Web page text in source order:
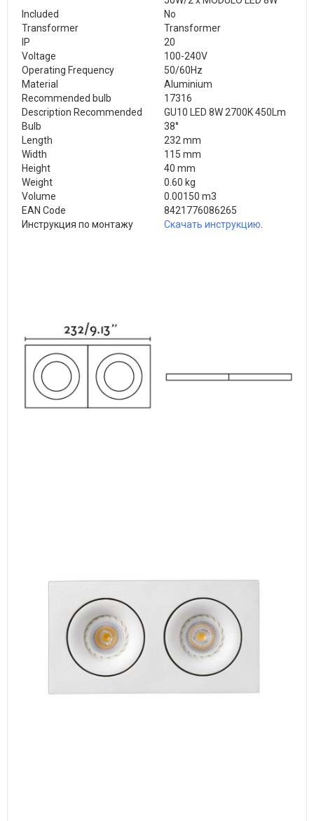
Included
No
Transformer
Transformer
IP
20
Voltage
100-240V
Operating Frequency
50/60Hz
Material
Aluminium
Recommended bulb
17316
Description Recommended
Bulb
GU10 LED 8W 2700K 450Lm
38°
Length
232 mm
Width
115 mm
Height
40 mm
Weight
0.60 kg
Volume
0.00150 m3
EAN Code
8421776086265
Инструкция по монтажу
Скачать инструкцию